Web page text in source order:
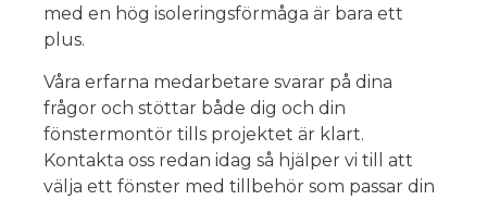
med en hög isoleringsförmåga är bara ett
plus.
Våra erfarna medarbetare svarar på dina
frågor och stöttar både dig och din
fönstermontör tills projektet är klart.
Kontakta oss redan idag så hjälper vi till att
välja ett fönster med tillbehör som passar din